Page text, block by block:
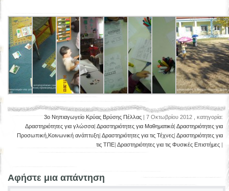
3o Νηπιαγωγείο Κρύας Βρύσης Πέλλας| 7 Οκτωβρίου 2012 , κατηγορία:
Δραστηριότητες για γλώσσα| Δραστηριότητες για Μαθηματικά| Δραστηριότητες για
Προσωπική,Κοινωνική ανάπτυξη| Δραστηριότητες για τις Τέχνες| Δραστηριότητες για
τις ΤΠΕ| Δραστηριότητες για τις Φυσικές Επιστήμες|
Αφήστε μια απάντηση